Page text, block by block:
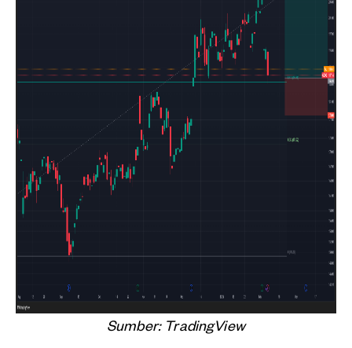
Sumber: TradingView